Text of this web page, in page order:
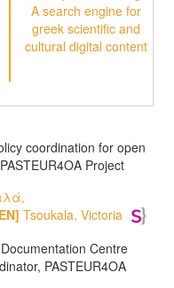
A search engine for
greek scientific and
cultural digital content
coordination for open
Project
Tsoukala, Victoria
Centre
PASTEUR4OA